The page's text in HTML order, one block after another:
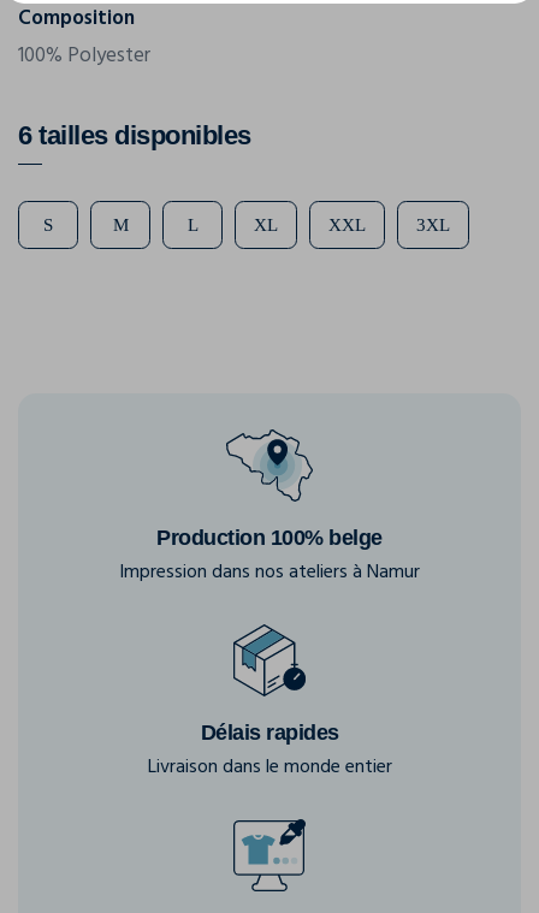
Composition
100% Polyester
6 tailles disponibles
S M L XL XXL 3XL
Production 100% belge
Impression dans nos ateliers à Namur
Délais rapides
Livraison dans le monde entier